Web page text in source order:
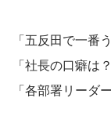
「五反田で一番
「社長の口癖は？
「各部署リーダ